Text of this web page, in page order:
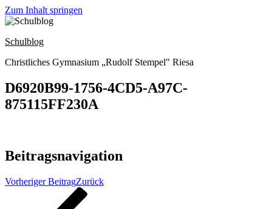
Zum Inhalt springen
Schulblog
Christliches Gymnasium „Rudolf Stempel" Riesa
D6920B99-1756-4CD5-A97C-
875115FF230A
Beitragsnavigation
Vorheriger BeitragZurück